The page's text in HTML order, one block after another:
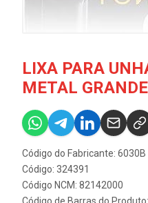
LIXA PARA
METAL
Código do Fabricante: 6030B
Código: 324391
Código NCM: 82142000